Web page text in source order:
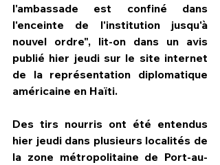
HPN Live
l'ambassade est confiné dans
l'enceinte de l'institution jusqu'à
nouvel ordre", lit-on dans un avis
publié hier jeudi sur le site internet
de la représentation diplomatique
américaine en Haïti.
Des tirs nourris ont été entendus
hier jeudi dans plusieurs localités de
la zone métropolitaine de Port-au-